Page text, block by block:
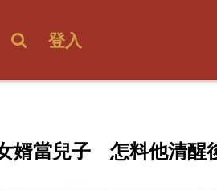
登入
婿當兒子 怎料他清醒